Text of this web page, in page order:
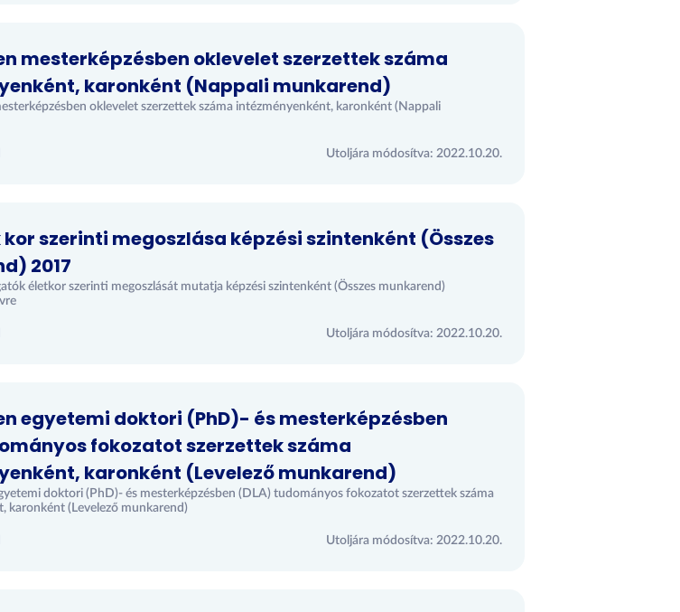
mesterképzésben oklevelet szerzettek száma
karonként (Nappali munkarend)
oklevelet szerzettek száma intézményenként, karonként (Nappali
Utoljára módosítva: 2022.10.20.
szerinti megoszlása képzési szintenként (Összes
2017
életkor szerinti megoszlását mutatja képzési szintenként (Összes munkarend)
Utoljára módosítva: 2022.10.20.
egyetemi doktori (PhD)- és mesterképzésben
fokozatot szerzettek száma
karonként (Levelező munkarend)
doktori (PhD)- és mesterképzésben (DLA) tudományos fokozatot szerzettek száma
karonként (Levelező munkarend)
Utoljára módosítva: 2022.10.20.